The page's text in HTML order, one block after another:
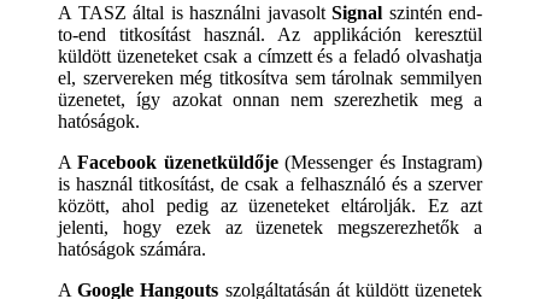
A TASZ által is használni javasolt Signal szintén end-
to-end titkosítást használ. Az applikáción keresztül
küldött üzeneteket csak a címzett és a feladó olvashatja
el, szervereken még titkosítva sem tárolnak semmilyen
üzenetet, így azokat onnan nem szerezhetik meg a
hatóságok.
AFacebook üzenetküldője(Messenger és Instagram)
is használ titkosítást, de csak a felhasználó és a szerver
között, ahol pedig az üzeneteket eltárolják. Ez azt
jelenti, hogy ezek az üzenetek megszerezhetők a
hatóságok számára.
AGoogle Hangouts szolgáltatásán át küldött üzenetek